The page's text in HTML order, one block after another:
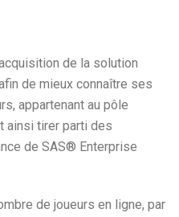
de la solution
de mieux connaître ses
appartenant au pôle
ainsi tirer parti des
de SAS® Enterprise
de joueurs en ligne, par